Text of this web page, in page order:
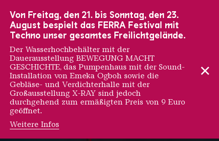
Von Freitag, den 21. bis Sonntag, den 23.
August bespielt das FERRA Festival mit
Techno unser gesamtes Freilichtgelände.
Der Wasserhochbehälter mit der
Dauerausstellung BEWEGUNG MACHT
GESCHICHTE, das Pumpenhaus mit der Sound-
Installation von Emeka Ogboh sowie die
Gebläse- und Verdichterhalle mit der
Großausstellung X-RAY sind jedoch
durchgehend zum ermäßigten Preis von 9 Euro
geöffnet.
Weitere Infos